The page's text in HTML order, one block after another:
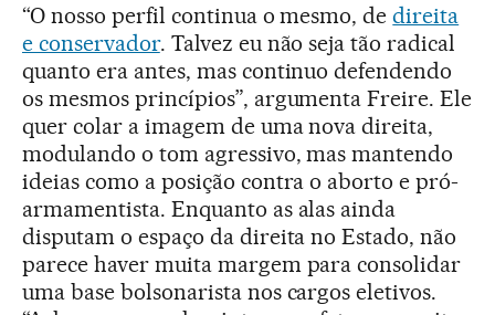
“O nosso perfil continua o mesmo, dedireita
e conservador. Talvez eu não seja tão radical
quanto era antes, mas continuo defendendo
os mesmos princípios”, argumenta Freire. Ele
quer colar a imagem de uma nova direita,
modulando o tom agressivo, mas mantendo
ideias como a posição contra o aborto e pró-
armamentista. Enquanto as alas ainda
disputam o espaço da direita no Estado, não
parece haver muita margem para consolidar
uma base bolsonarista nos cargos eletivos.